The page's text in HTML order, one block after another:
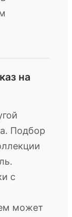
на
Подбор
с
может